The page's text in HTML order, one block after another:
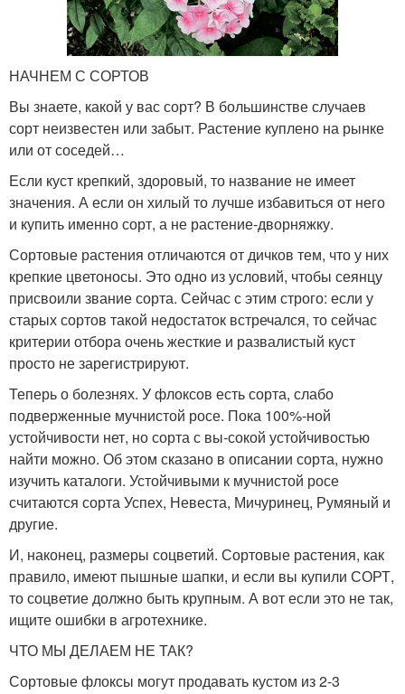
НАЧНЕМ С СОРТОВ
Вы знаете, какой у вас сорт? В большинстве случаев
сорт неизвестен или забыт. Растение куплено на рынке
или от соседей…
Если куст крепкий, здоровый, то название не имеет
значения. А если он хилый то лучше избавиться от него
и купить именно сорт, а не растение-дворняжку.
Сортовые растения отличаются от дичков тем, что у них
крепкие цветоносы. Это одно из условий, чтобы сеянцу
присвоили звание сорта. Сейчас с этим строго: если у
старых сортов такой недостаток встречался, то сейчас
критерии отбора очень жесткие и развалистый куст
просто не зарегистрируют.
Теперь о болезнях. У флоксов есть сорта, слабо
подверженные мучнистой росе. Пока 100%-ной
устойчивости нет, но сорта с вы-сокой устойчивостью
найти можно. Об этом сказано в описании сорта, нужно
изучить каталоги. Устойчивыми к мучнистой росе
считаются сорта Успех, Невеста, Мичуринец, Румяный и
другие.
И, наконец, размеры соцветий. Сортовые растения, как
правило, имеют пышные шапки, и если вы купили СОРТ,
то соцветие должно быть крупным. А вот если это не так,
ищите ошибки в агротехнике.
ЧТО МЫ ДЕЛАЕМ НЕ ТАК?
Сортовые флоксы могут продавать кустом из 2-3